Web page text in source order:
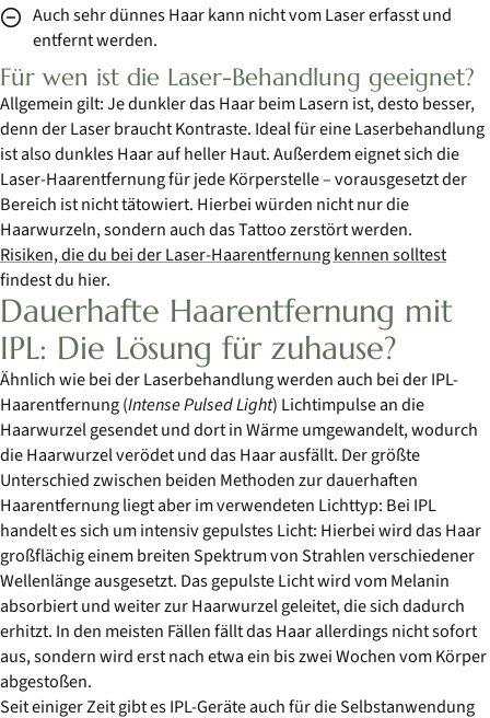
Auch sehr dünnes Haar kann nicht vom Laser erfasst und
entfernt werden.
Für wen ist die Laser-Behandlung geeignet?
Allgemein gilt: Je dunkler das Haar beim Lasern ist, desto besser,
denn der Laser braucht Kontraste. Ideal für eine Laserbehandlung
ist also dunkles Haar auf heller Haut. Außerdem eignet sich die
Laser-Haarentfernung für jede Körperstelle – vorausgesetzt der
Bereich ist nicht tätowiert. Hierbei würden nicht nur die
Haarwurzeln, sondern auch das Tattoo zerstört werden.
Risiken, die du bei der Laser-Haarentfernung kennen solltest
findest du hier.
Dauerhafte Haarentfernung mit
IPL: Die Lösung für zuhause?
Ähnlich wie bei der Laserbehandlung werden auch bei der IPL-
Haarentfernung (Intense Pulsed Light) Lichtimpulse an die
Haarwurzel gesendet und dort in Wärme umgewandelt, wodurch
die Haarwurzel verödet und das Haar ausfällt. Der größte
Unterschied zwischen beiden Methoden zur dauerhaften
Haarentfernung liegt aber im verwendeten Lichttyp: Bei IPL
handelt es sich um intensiv gepulstes Licht: Hierbei wird das Haar
großflächig einem breiten Spektrum von Strahlen verschiedener
Wellenlänge ausgesetzt. Das gepulste Licht wird vom Melanin
absorbiert und weiter zur Haarwurzel geleitet, die sich dadurch
erhitzt. In den meisten Fällen fällt das Haar allerdings nicht sofort
aus, sondern wird erst nach etwa ein bis zwei Wochen vom Körper
abgestoßen.
Seit einiger Zeit gibt es IPL-Geräte auch für die Selbstanwendung